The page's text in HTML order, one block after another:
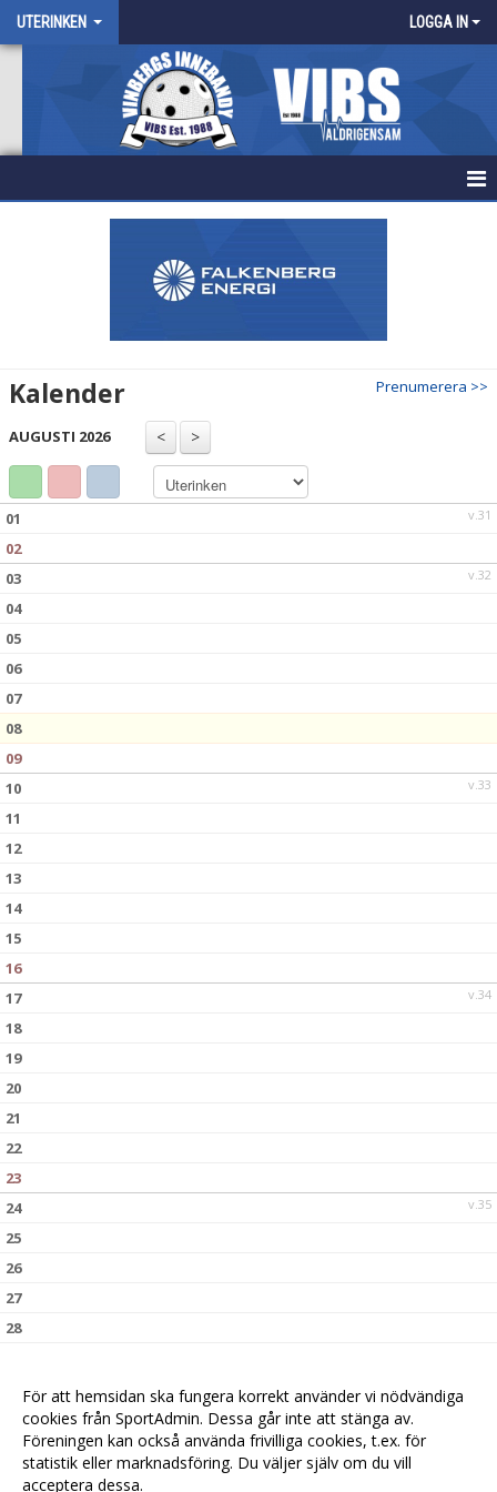
UTERINKEN LOGGA IN
KALENDER UTERINKEN
Prenumerera >>
Kalender
AUGUSTI 2026
v.31
01
02
v.32
03
04
05
06
07
08
09
v.33
10
11
12
13
14
15
16
v.34
17
18
19
20
21
22
23
v.35
24
25
26
27
28
För att hemsidan ska fungera korrekt använder vi nödvändiga
cookies från SportAdmin. Dessa går inte att stänga av.
Föreningen kan också använda frivilliga cookies, t.ex. för
statistik eller marknadsföring. Du väljer själv om du vill
acceptera dessa.